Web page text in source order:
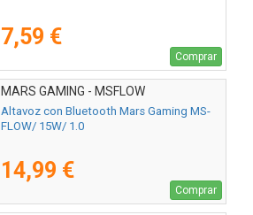
7,59 €
Comprar
MARS GAMING - MSFLOW
Altavoz con Bluetooth Mars Gaming MS-
FLOW/ 15W/ 1.0
14,99 €
Comprar